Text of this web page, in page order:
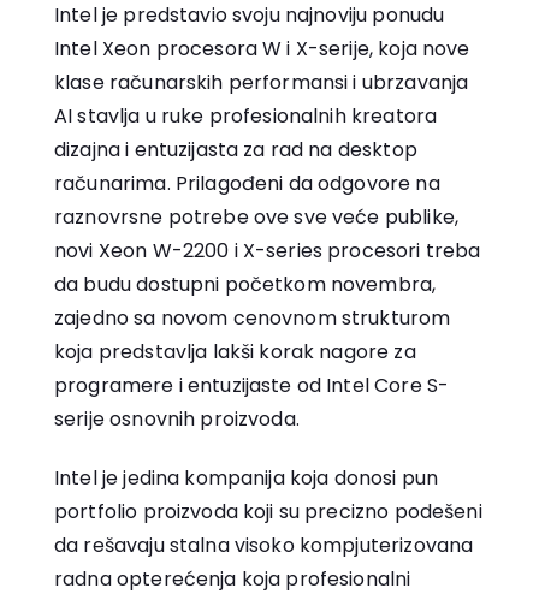
Intel je predstavio svoju najnoviju ponudu
Intel Xeon procesora W i X-serije, koja nove
klase računarskih performansi i ubrzavanja
AI stavlja u ruke profesionalnih kreatora
dizajna i entuzijasta za rad na desktop
računarima. Prilagođeni da odgovore na
raznovrsne potrebe ove sve veće publike,
novi Xeon W-2200 i X-series procesori treba
da budu dostupni početkom novembra,
zajedno sa novom cenovnom strukturom
koja predstavlja lakši korak nagore za
programere i entuzijaste od Intel Core S-
serije osnovnih proizvoda.
Intel je jedina kompanija koja donosi pun
portfolio proizvoda koji su precizno podešeni
da rešavaju stalna visoko kompjuterizovana
radna opterećenja koja profesionalni